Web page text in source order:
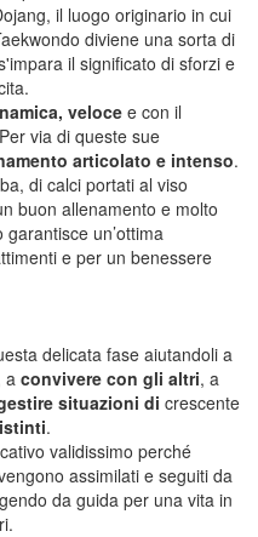
il luogo originario in cui
diviene una sorta di
il significato di sforzi e
veloce e con il
via di queste sue
articolato e intenso.
di calci portati al viso
buon allenamento e molto
un’ottima
e per un benessere
delicata fase aiutandoli a
a convivere con gli altri, a
situazioni di crescente
.
validissimo perché
assimilati e seguiti da
da guida per una vita in